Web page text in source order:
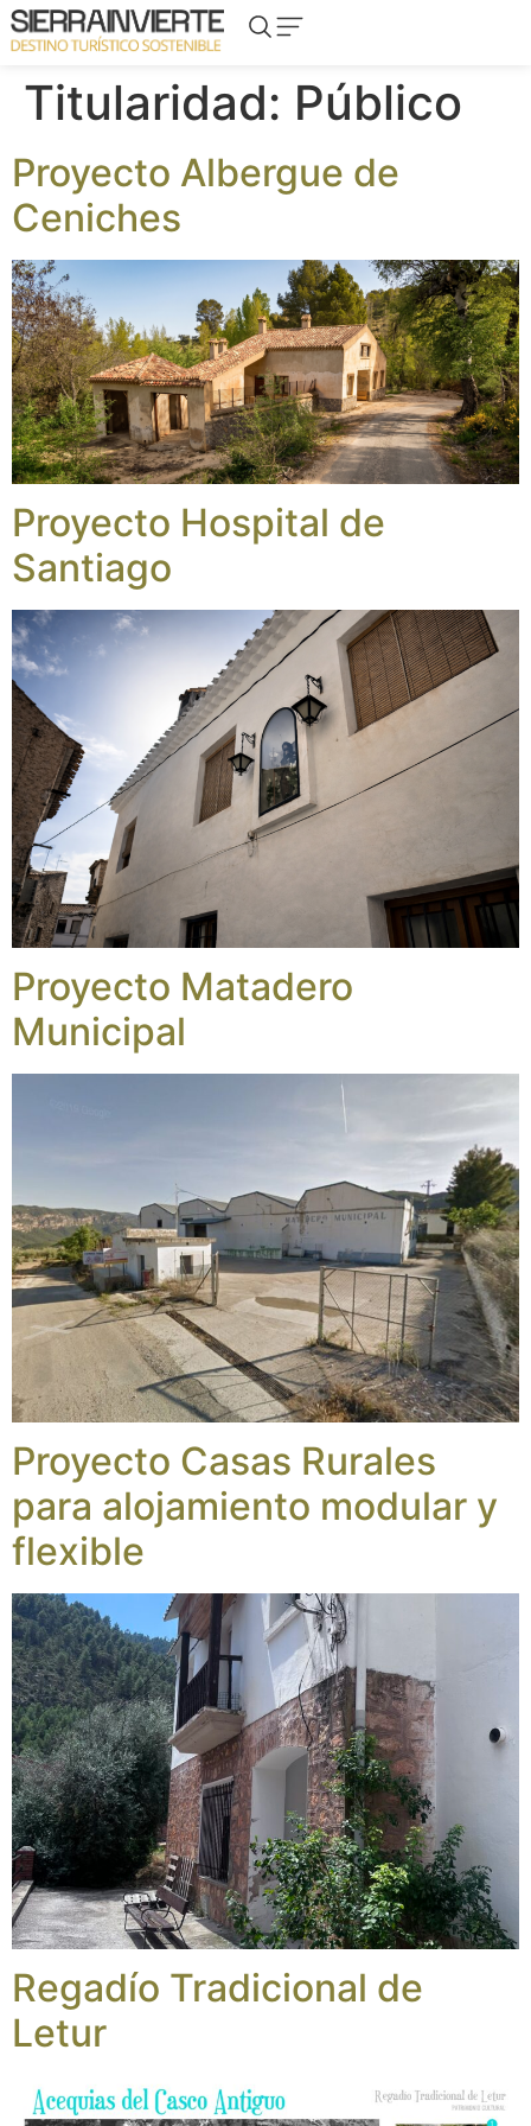
Titularidad: Público
Proyecto Albergue de
Ceniches
Proyecto Hospital de
Santiago
Proyecto Matadero
Municipal
Proyecto Casas Rurales
para alojamiento modular y
flexible
Regadío Tradicional de
Letur